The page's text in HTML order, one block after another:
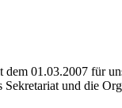
dem 01.03.2007 für
und die